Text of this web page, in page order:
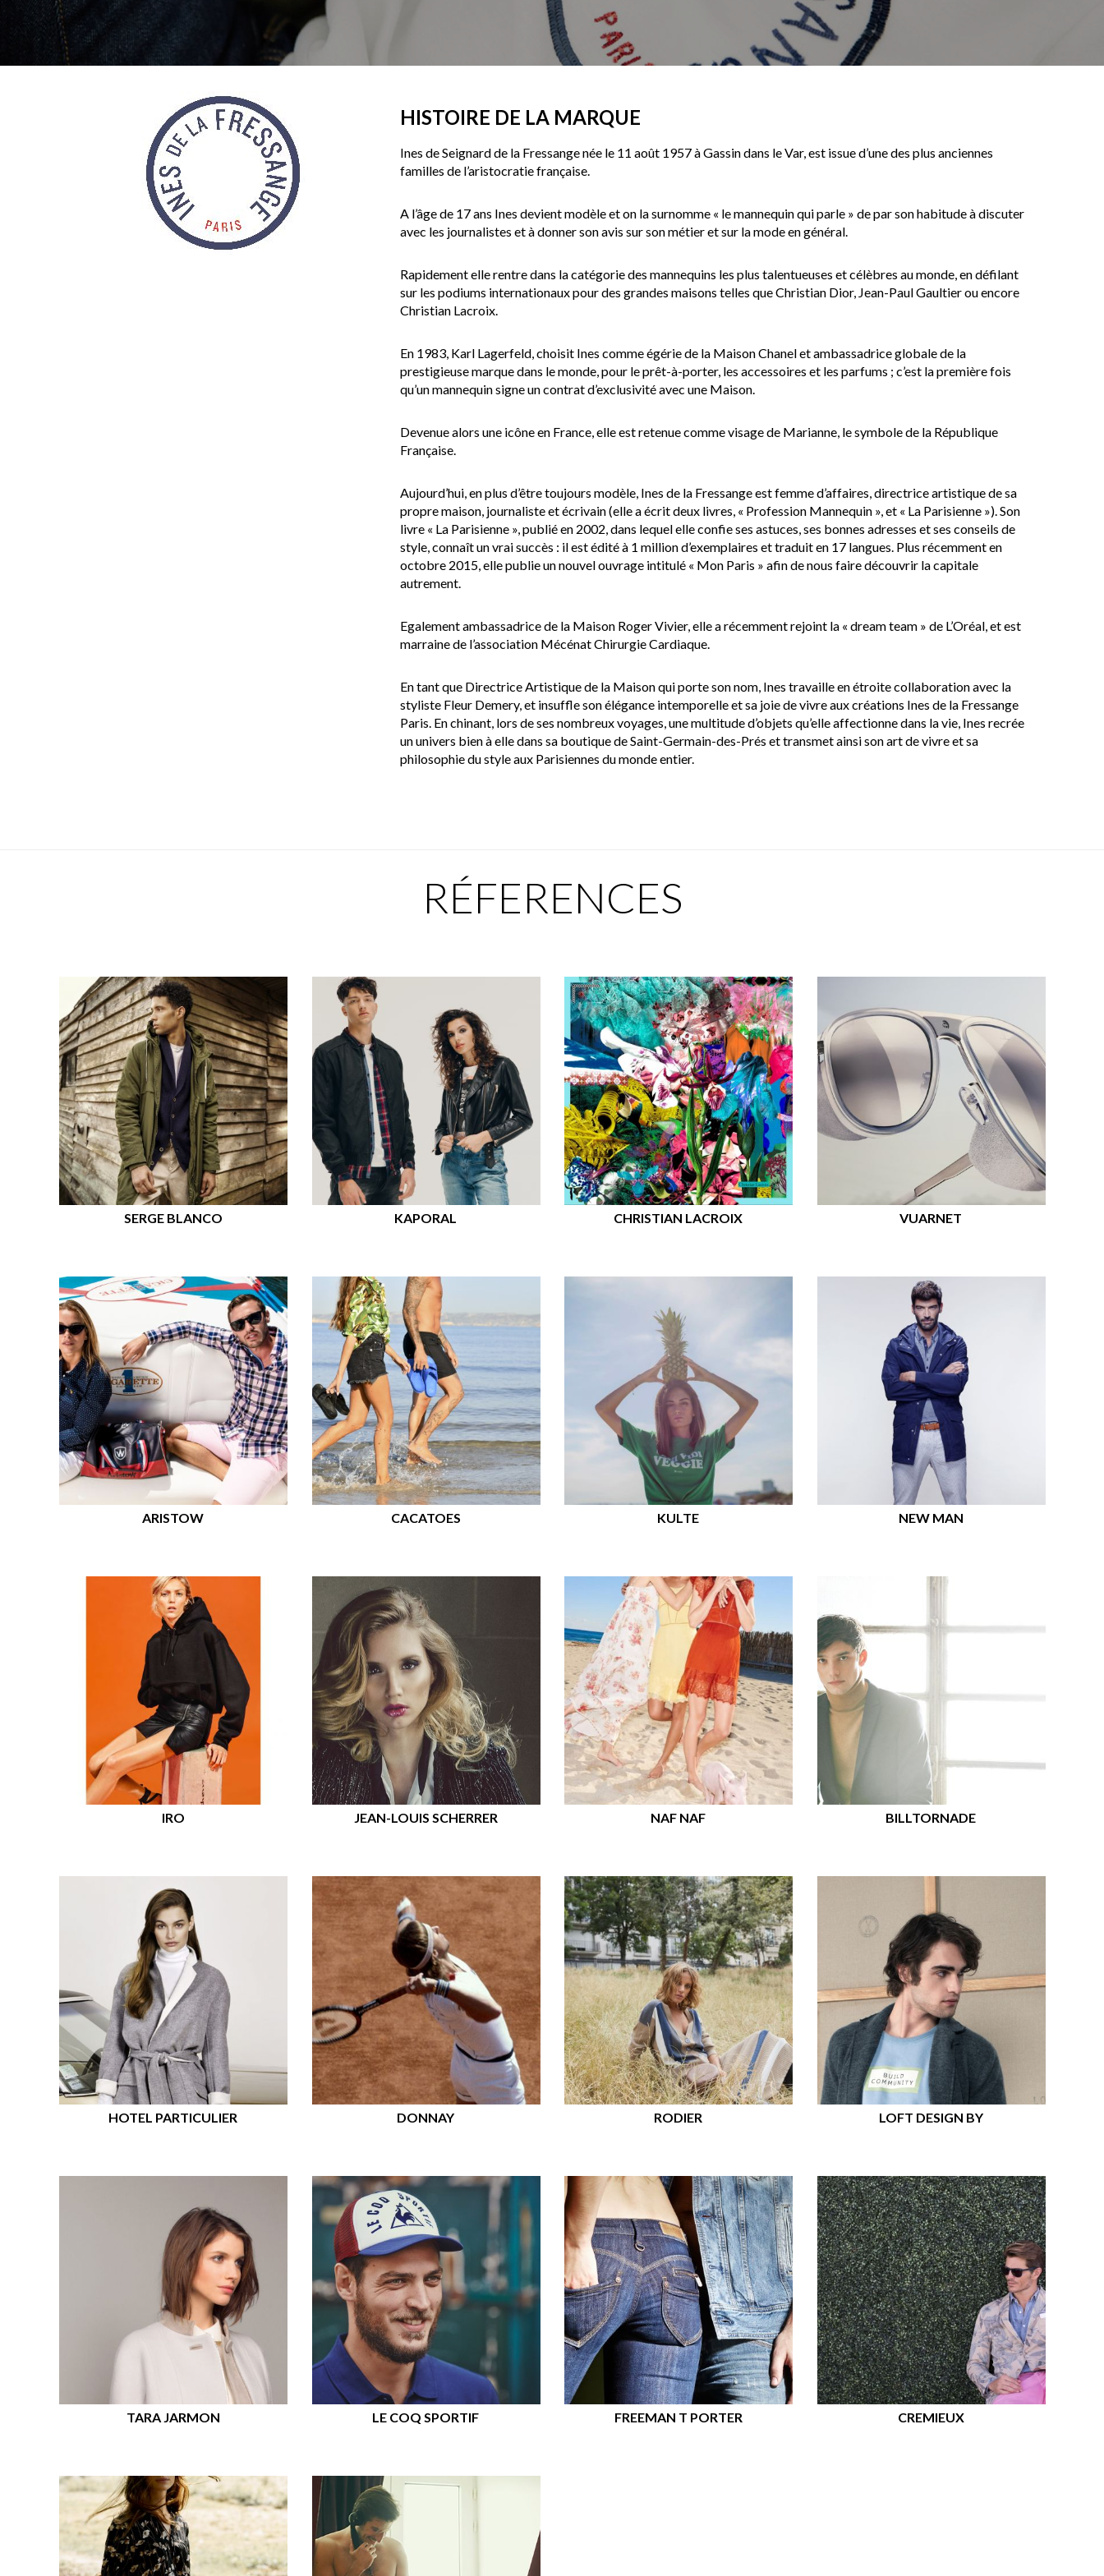
HISTOIRE DE LA MARQUE
Ines de Seignard de la Fressange née le 11 août 1957 à Gassin dans le Var, est issue d’une des plus anciennes
familles de l’aristocratie française.
A l’âge de 17 ans Ines devient modèle et on la surnomme « le mannequin qui parle » de par son habitude à discuter
avec les journalistes et à donner son avis sur son métier et sur la mode en général.
Rapidement elle rentre dans la catégorie des mannequins les plus talentueuses et célèbres au monde, en défilant
sur les podiums internationaux pour des grandes maisons telles que Christian Dior, Jean-Paul Gaultier ou encore
Christian Lacroix.
En 1983, Karl Lagerfeld, choisit Ines comme égérie de la Maison Chanel et ambassadrice globale de la
prestigieuse marque dans le monde, pour le prêt-à-porter, les accessoires et les parfums ; c’est la première fois
qu’un mannequin signe un contrat d’exclusivité avec une Maison.
Devenue alors une icône en France, elle est retenue comme visage de Marianne, le symbole de la République
Française.
Aujourd’hui, en plus d’être toujours modèle, Ines de la Fressange est femme d’affaires, directrice artistique de sa
propre maison, journaliste et écrivain (elle a écrit deux livres, « Profession Mannequin », et « La Parisienne »). Son
livre « La Parisienne », publié en 2002, dans lequel elle confie ses astuces, ses bonnes adresses et ses conseils de
style, connaît un vrai succès : il est édité à 1 million d’exemplaires et traduit en 17 langues. Plus récemment en
octobre 2015, elle publie un nouvel ouvrage intitulé « Mon Paris » afin de nous faire découvrir la capitale
autrement.
Egalement ambassadrice de la Maison Roger Vivier, elle a récemment rejoint la « dream team » de L’Oréal, et est
marraine de l’association Mécénat Chirurgie Cardiaque.
En tant que Directrice Artistique de la Maison qui porte son nom, Ines travaille en étroite collaboration avec la
styliste Fleur Demery, et insuffle son élégance intemporelle et sa joie de vivre aux créations Ines de la Fressange
Paris. En chinant, lors de ses nombreux voyages, une multitude d’objets qu’elle affectionne dans la vie, Ines recrée
un univers bien à elle dans sa boutique de Saint-Germain-des-Prés et transmet ainsi son art de vivre et sa
philosophie du style aux Parisiennes du monde entier.
RÉFERENCES
SERGE BLANCO KAPORAL CHRISTIAN LACROIX VUARNET
ARISTOW CACATOES KULTE NEW MAN
IRO JEAN-LOUIS SCHERRER NAF NAF BILLTORNADE
HOTEL PARTICULIER DONNAY RODIER LOFT DESIGN BY
TARA JARMON LE COQ SPORTIF FREEMAN T PORTER CREMIEUX